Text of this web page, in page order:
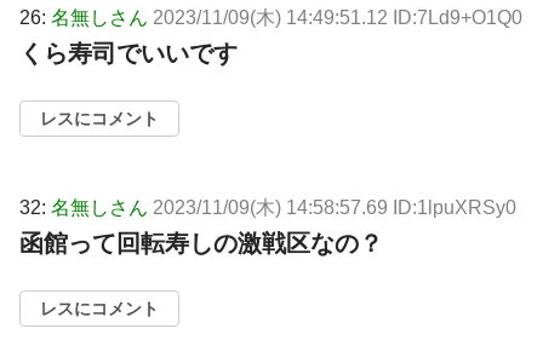
26: 名無しさん 2023/11/09(木) 14:49:51.12 ID:7Ld9+O1Q0
くら寿司でいいです
レスにコメント
32: 名無しさん 2023/11/09(木) 14:58:57.69 ID:1lpuXRSy0
函館って回転寿しの激戦区なの？
レスにコメント